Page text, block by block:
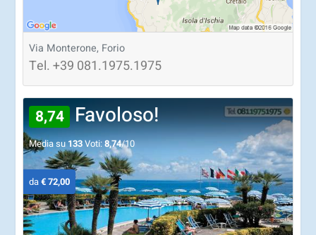
Via Monterone, Forio
Tel.+39 081.1975.1975
8,74 Favoloso!
Media su133Voti:8,74/10
da€ 72,00